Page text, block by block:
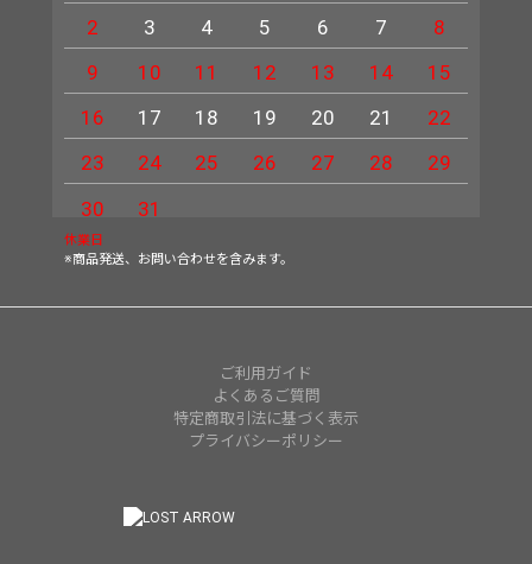
2
3 4 5 6 7
8
9
10 11 12 13 14
15
16
17 18 19 20 21
22
23
24 25 26 27 28
29
30
31
休業日
※商品発送、お問い合わせを含みます。
ご利用ガイド
よくあるご質問
特定商取引法に基づく表示
プライバシーポリシー